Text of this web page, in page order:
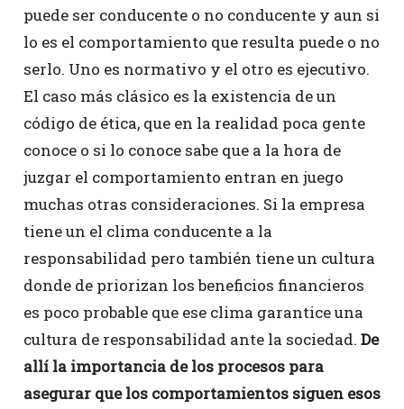
puede ser conducente o no conducente y aun si
lo es el comportamiento que resulta puede o no
serlo. Uno es normativo y el otro es ejecutivo.
El caso más clásico es la existencia de un
código de ética, que en la realidad poca gente
conoce o si lo conoce sabe que a la hora de
juzgar el comportamiento entran en juego
muchas otras consideraciones. Si la empresa
tiene un el clima conducente a la
responsabilidad pero también tiene un cultura
donde de priorizan los beneficios financieros
es poco probable que ese clima garantice una
cultura de responsabilidad ante la sociedad. De
allí la importancia de los procesos para
asegurar que los comportamientos siguen esos